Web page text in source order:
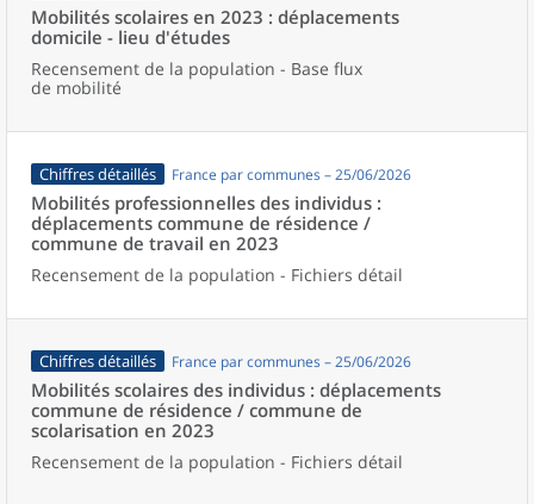
Mobilités scolaires en 2023 : déplacements
domicile - lieu d'études
Recensement de la population - Base flux
de mobilité
Chiffres détaillés France par communes – 25/06/2026
Mobilités professionnelles des individus :
déplacements commune de résidence /
commune de travail en 2023
Recensement de la population - Fichiers détail
Chiffres détaillés France par communes – 25/06/2026
Mobilités scolaires des individus : déplacements
commune de résidence / commune de
scolarisation en 2023
Recensement de la population - Fichiers détail